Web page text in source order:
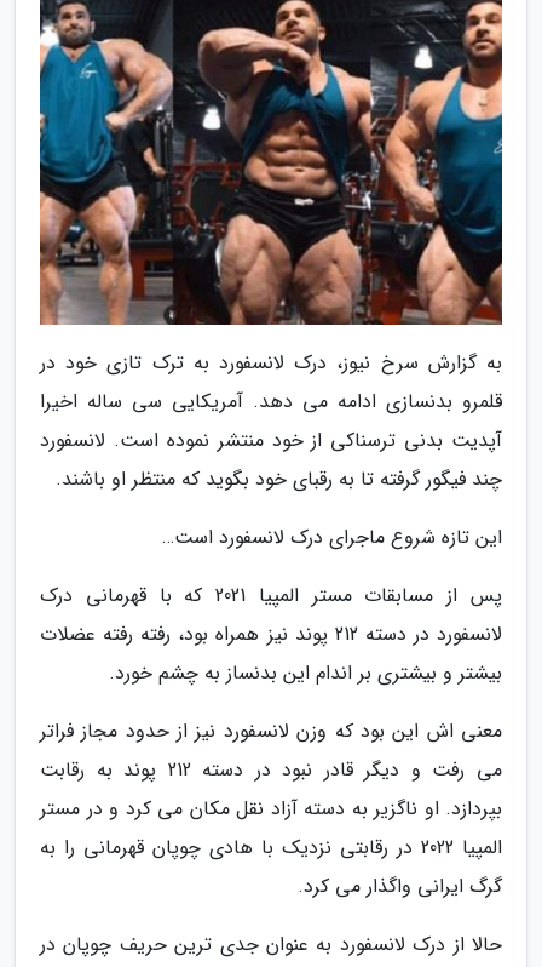
به گزارش سرخ نیوز، درک لانسفورد به ترک تازی خود در
قلمرو بدنسازی ادامه می دهد. آمریکایی سی ساله اخیرا
آپدیت بدنی ترسناکی از خود منتشر نموده است. لانسفورد
چند فیگور گرفته تا به رقبای خود بگوید که منتظر او باشند.
این تازه شروع ماجرای درک لانسفورد است…
پس از مسابقات مستر المپیا 2021 که با قهرمانی درک
لانسفورد در دسته 212 پوند نیز همراه بود، رفته رفته عضلات
بیشتر و بیشتری بر اندام این بدنساز به چشم خورد.
معنی اش این بود که وزن لانسفورد نیز از حدود مجاز فراتر
می رفت و دیگر قادر نبود در دسته 212 پوند به رقابت
بپردازد. او ناگزیر به دسته آزاد نقل مکان می کرد و در مستر
المپیا 2022 در رقابتی نزدیک با هادی چوپان قهرمانی را به
گرگ ایرانی واگذار می کرد.
حالا از درک لانسفورد به عنوان جدی ترین حریف چوپان در